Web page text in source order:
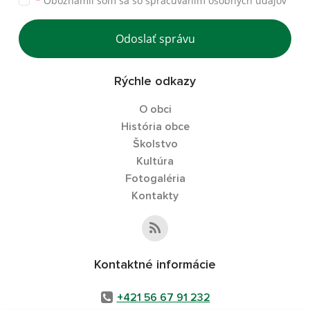
Odoslať správu
Rýchle odkazy
O obci
História obce
Školstvo
Kultúra
Fotogaléria
Kontakty
Kontaktné informácie
+421 56 67 91 232